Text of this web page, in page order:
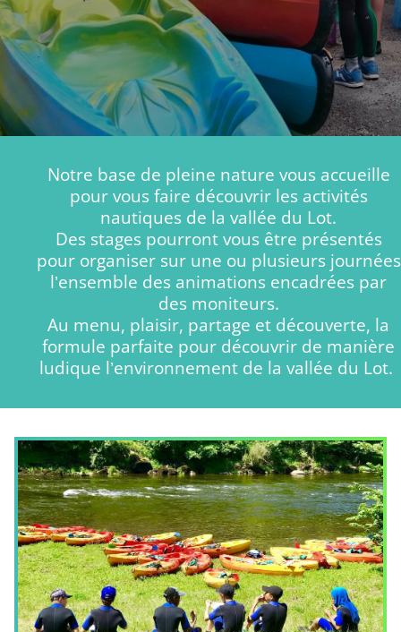
Notre base de pleine nature vous accueille
pour vous faire découvrir les activités
nautiques de la vallée du Lot.
Des stages pourront vous être présentés
pour organiser sur une ou plusieurs journées
l’ensemble des animations encadrées par
des moniteurs.
Au menu, plaisir, partage et découverte, la
formule parfaite pour découvrir de manière
ludique l’environnement de la vallée du Lot.